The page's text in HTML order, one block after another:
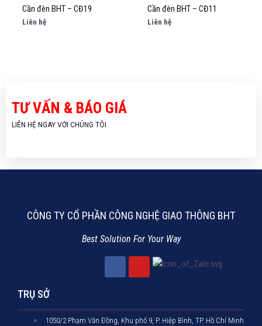
Được
xếp
hạng
0
Cần đèn BHT – CĐ19
Liên hệ
Được
xếp
hạng
0
Cần đèn BHT – CĐ11
Liên hệ
TƯ VẤN & BÁO GIÁ
LIÊN HỆ NGAY VỚI CHÚNG TÔI
CÔNG TY CỔ PHẦN CÔNG NGHỆ GIAO THÔNG BHT
Best Solution For Your Way
TRỤ SỞ
1050/2 Phạm Văn Đồng, Khu phố 9, P. Hiệp Bình, TP. Hồ Chí Minh